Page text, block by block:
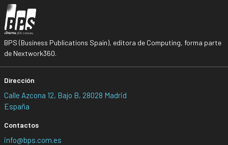
BPS (Business Publications Spain), editora de Computing, forma parte
de Nextwork360.
Dirección
Calle Azcona 12, Bajo B, 28028 Madrid
España
Contactos
info@bps.com.es